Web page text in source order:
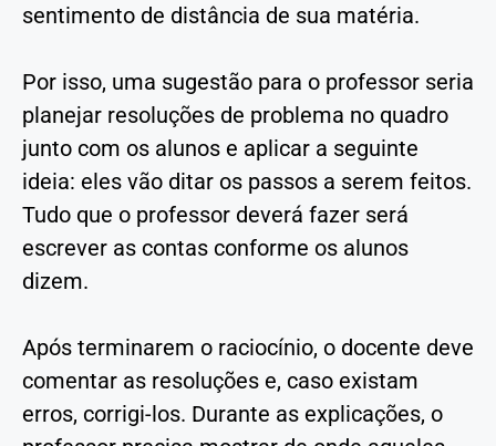
sentimento de distância de sua matéria.
Por isso, uma sugestão para o professor seria
planejar resoluções de problema no quadro
junto com os alunos e aplicar a seguinte
ideia: eles vão ditar os passos a serem feitos.
Tudo que o professor deverá fazer será
escrever as contas conforme os alunos
dizem.
Após terminarem o raciocínio, o docente deve
comentar as resoluções e, caso existam
erros, corrigi-los. Durante as explicações, o